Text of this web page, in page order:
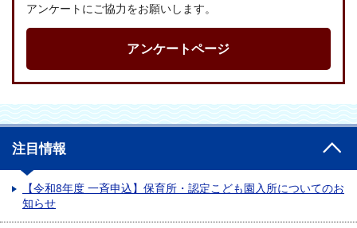
アンケートにご協力をお願いします。
アンケートページ
注目情報
【令和8年度 一斉申込】保育所・認定こども園入所についてのお
知らせ